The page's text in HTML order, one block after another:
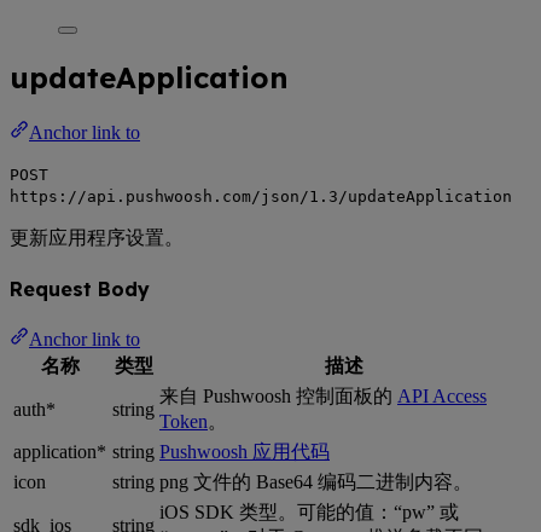
updateApplication
Anchor link to
POST
https://api.pushwoosh.com/json/1.3/updateApplication
更新应用程序设置。
Request Body
Anchor link to
名称
类型 描述
auth* string
来自 Pushwoosh 控制面板的 API Access
Token。
application* string Pushwoosh 应用代码
icon
string png 文件的 Base64 编码二进制内容。
sdk_ios string
iOS SDK 类型。可能的值：“pw” 或